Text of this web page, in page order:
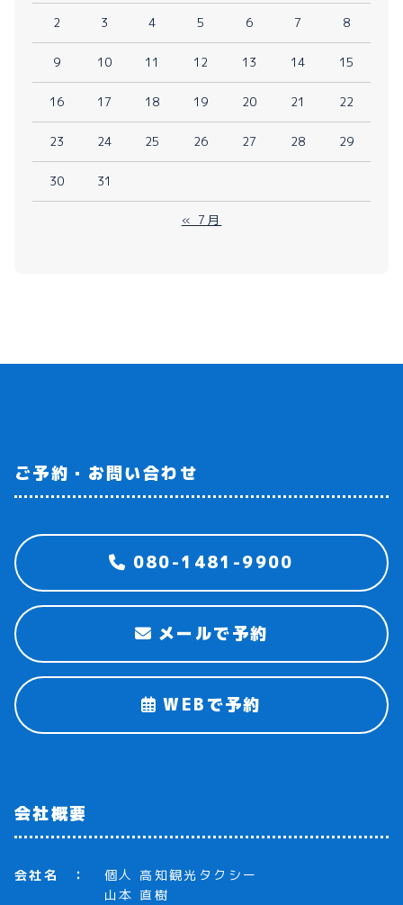
2 3 4 5 6 7 8
9 10 11 12 13 14 15
16 17 18 19 20 21 22
23 24 25 26 27 28 29
30 31
« 7月
ご予約・お問い合わせ
080-1481-9900
メールで予約
WEBで予約
会社概要
会社名
個人 高知観光タクシー
山本 直樹